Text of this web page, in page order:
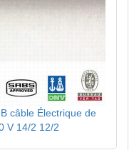
câble Électrique de
V 14/2 12/2